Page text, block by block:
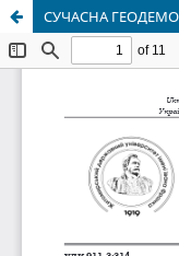
СУЧАСНА